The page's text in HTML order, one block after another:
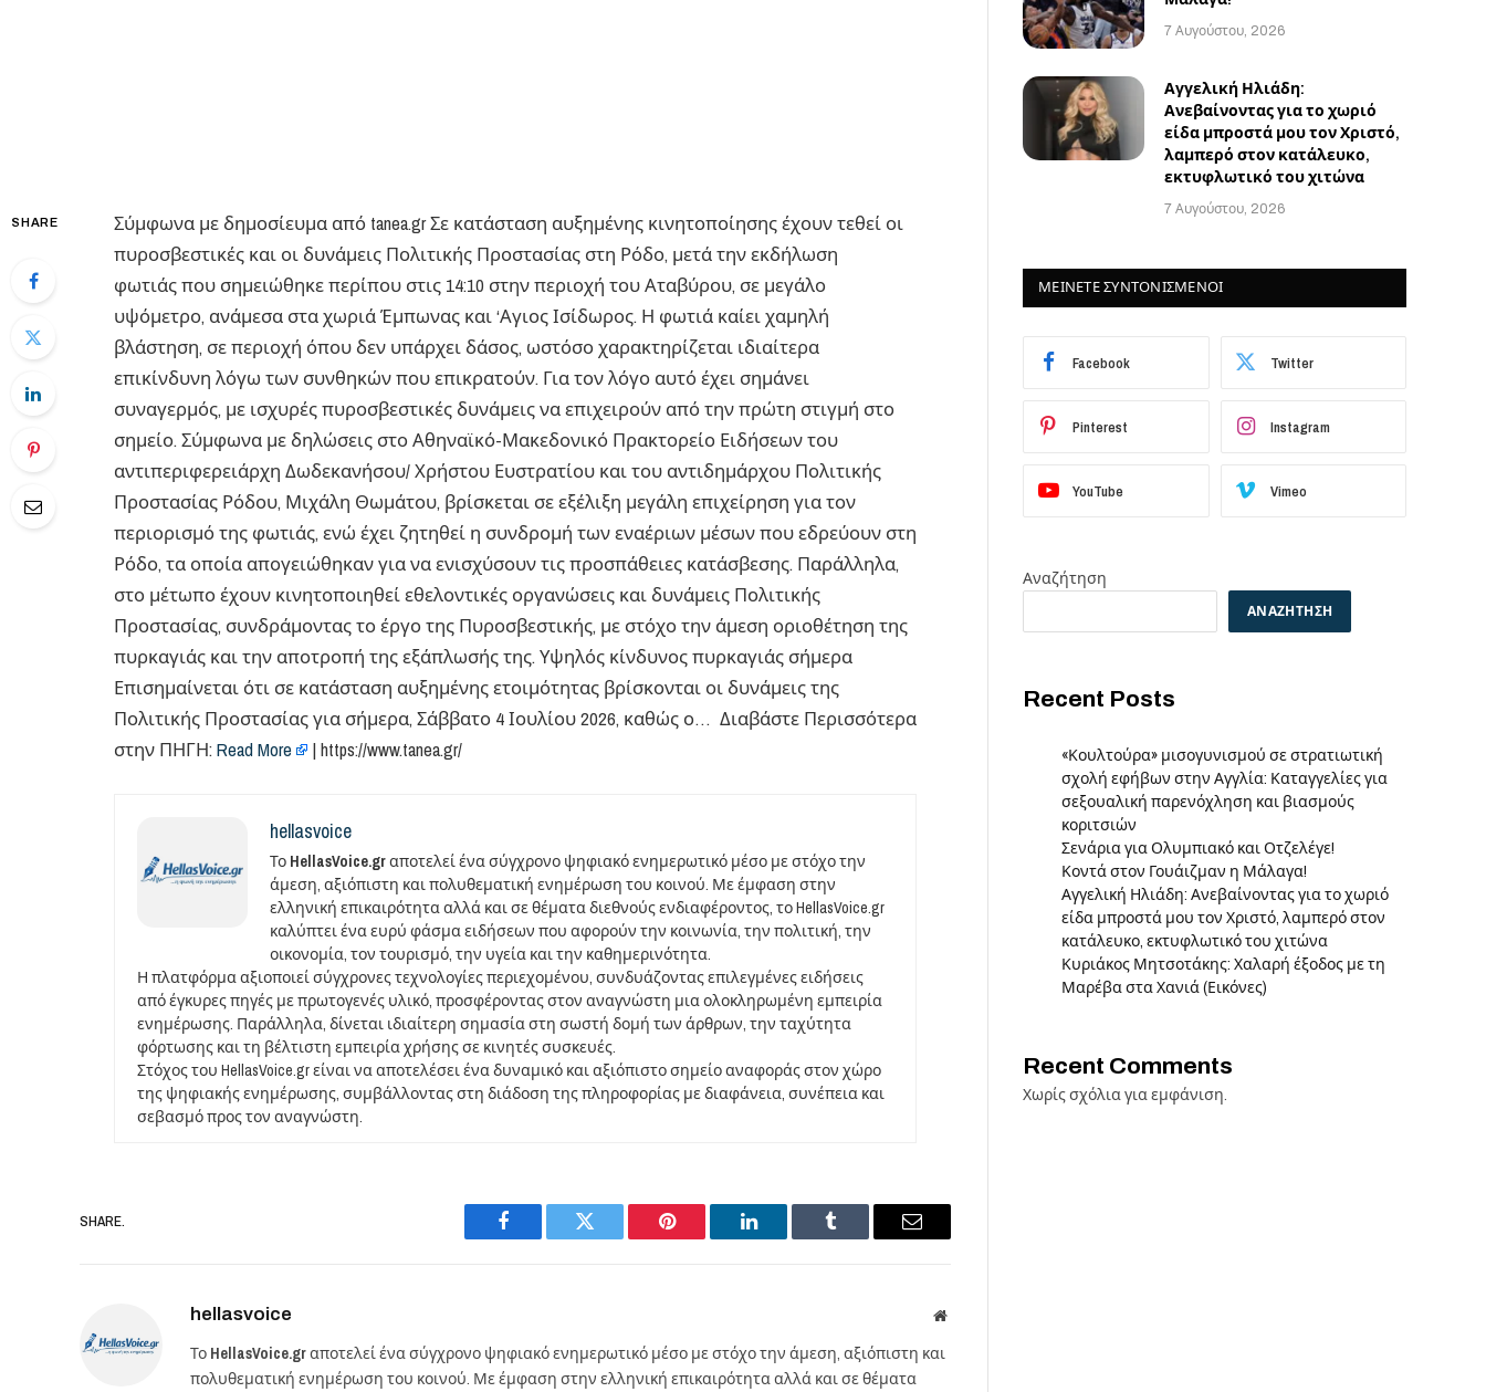
SHARE
Σύμφωνα με δημοσίευμα από tanea.gr Σε κατάσταση αυξημένης κινητοποίησης έχουν τεθεί οι
πυροσβεστικές και οι δυνάμεις Πολιτικής Προστασίας στη Ρόδο, μετά την εκδήλωση
φωτιάς που σημειώθηκε περίπου στις 14:10 στην περιοχή του Αταβύρου, σε μεγάλο
υψόμετρο, ανάμεσα στα χωριά Έμπωνας και ‘Αγιος Ισίδωρος. Η φωτιά καίει χαμηλή
βλάστηση, σε περιοχή όπου δεν υπάρχει δάσος, ωστόσο χαρακτηρίζεται ιδιαίτερα
επικίνδυνη λόγω των συνθηκών που επικρατούν. Για τον λόγο αυτό έχει σημάνει
συναγερμός, με ισχυρές πυροσβεστικές δυνάμεις να επιχειρούν από την πρώτη στιγμή στο
σημείο. Σύμφωνα με δηλώσεις στο Αθηναϊκό-Μακεδονικό Πρακτορείο Ειδήσεων του
αντιπεριφερειάρχη Δωδεκανήσου/ Χρήστου Ευστρατίου και του αντιδημάρχου Πολιτικής
Προστασίας Ρόδου, Μιχάλη Θωμάτου, βρίσκεται σε εξέλιξη μεγάλη επιχείρηση για τον
περιορισμό της φωτιάς, ενώ έχει ζητηθεί η συνδρομή των εναέριων μέσων που εδρεύουν στη
Ρόδο, τα οποία απογειώθηκαν για να ενισχύσουν τις προσπάθειες κατάσβεσης. Παράλληλα,
στο μέτωπο έχουν κινητοποιηθεί εθελοντικές οργανώσεις και δυνάμεις Πολιτικής
Προστασίας, συνδράμοντας το έργο της Πυροσβεστικής, με στόχο την άμεση οριοθέτηση της
πυρκαγιάς και την αποτροπή της εξάπλωσής της. Υψηλός κίνδυνος πυρκαγιάς σήμερα
Επισημαίνεται ότι σε κατάσταση αυξημένης ετοιμότητας βρίσκονται οι δυνάμεις της
Πολιτικής Προστασίας για σήμερα, Σάββατο 4 Ιουλίου 2026, καθώς ο… Διαβάστε Περισσότερα
στην ΠΗΓΗ:Read More | https://www.tanea.gr/
hellasvoice
Το HellasVoice.grαποτελεί ένα σύγχρονο ψηφιακό ενημερωτικό μέσο με στόχο την
άμεση, αξιόπιστη και πολυθεματική ενημέρωση του κοινού. Με έμφαση στην
ελληνική επικαιρότητα αλλά και σε θέματα διεθνούς ενδιαφέροντος, το HellasVoice.gr
καλύπτει ένα ευρύ φάσμα ειδήσεων που αφορούν την κοινωνία, την πολιτική, την
οικονομία, τον τουρισμό, την υγεία και την καθημερινότητα.
Η πλατφόρμα αξιοποιεί σύγχρονες τεχνολογίες περιεχομένου, συνδυάζοντας επιλεγμένες ειδήσεις
από έγκυρες πηγές με πρωτογενές υλικό, προσφέροντας στον αναγνώστη μια ολοκληρωμένη εμπειρία
ενημέρωσης. Παράλληλα, δίνεται ιδιαίτερη σημασία στη σωστή δομή των άρθρων, την ταχύτητα
φόρτωσης και τη βέλτιστη εμπειρία χρήσης σε κινητές συσκευές.
Στόχος του HellasVoice.gr είναι να αποτελέσει ένα δυναμικό και αξιόπιστο σημείο αναφοράς στον χώρο
της ψηφιακής ενημέρωσης, συμβάλλοντας στη διάδοση της πληροφορίας με διαφάνεια, συνέπεια και
σεβασμό προς τον αναγνώστη.
SHARE.
Facebook Twitter Pinterest LinkedIn Tumblr Email
hellasvoice Website
Το HellasVoice.grαποτελεί ένα σύγχρονο ψηφιακό ενημερωτικό μέσο με στόχο την άμεση, αξιόπιστη και
πολυθεματική ενημέρωση του κοινού. Με έμφαση στην ελληνική επικαιρότητα αλλά και σε θέματα
7 Αυγούστου, 2026
Αγγελική Ηλιάδη:
Ανεβαίνοντας για το χωριό
είδα μπροστά μου τον Χριστό,
λαμπερό στον κατάλευκο,
εκτυφλωτικό του χιτώνα
7 Αυγούστου, 2026
ΜΕΙΝΕΤΕ ΣΥΝΤΟΝΙΣΜΕΝΟΙ
Facebook Twitter
Pinterest Instagram
YouTube Vimeo
Αναζήτηση
ΑΝΑΖΉΤΗΣΗ
Recent Posts
«Κουλτούρα» μισογυνισμού σε στρατιωτική
σχολή εφήβων στην Αγγλία: Καταγγελίες για
σεξουαλική παρενόχληση και βιασμούς
κοριτσιών
Σενάρια για Ολυμπιακό και Οτζελέγε!
Κοντά στον Γουάιζμαν η Μάλαγα!
Αγγελική Ηλιάδη: Ανεβαίνοντας για το χωριό
είδα μπροστά μου τον Χριστό, λαμπερό στον
κατάλευκο, εκτυφλωτικό του χιτώνα
Κυριάκος Μητσοτάκης: Χαλαρή έξοδος με τη
Μαρέβα στα Χανιά (Εικόνες)
Recent Comments
Χωρίς σχόλια για εμφάνιση.